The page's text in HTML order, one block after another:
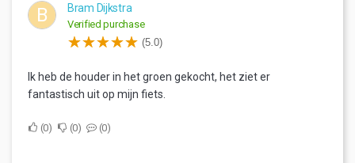
B Bram Dijkstra
Verified purchase
(5.0)
Ik heb de houder in het groen gekocht, het ziet er
fantastisch uit op mijn fiets.
0 0 0